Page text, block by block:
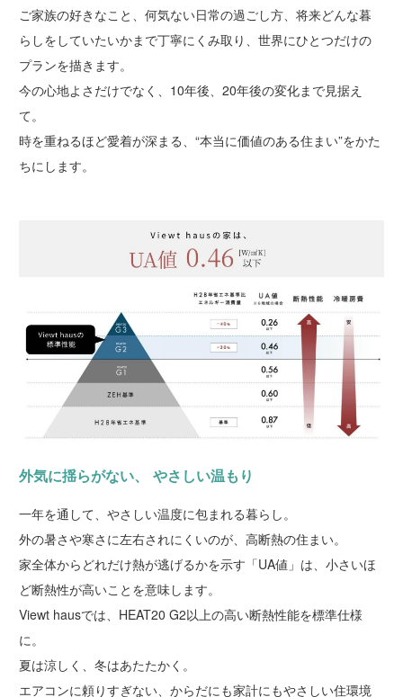
ご家族の好きなこと、何気ない日常の過ごし方、将来どんな暮
らしをしていたいかまで丁寧にくみ取り、世界にひとつだけの
プランを描きます。
今の心地よさだけでなく、10年後、20年後の変化まで見据え
て。
時を重ねるほど愛着が深まる、“本当に価値のある住まい”をかた
ちにします。
外気に揺らがない、 やさしい温もり
一年を通して、やさしい温度に包まれる暮らし。
外の暑さや寒さに左右されにくいのが、高断熱の住まい。
家全体からどれだけ熱が逃げるかを示す「UA値」は、小さいほ
ど断熱性が高いことを意味します。
Viewt hausでは、HEAT20 G2以上の高い断熱性能を標準仕様
に。
夏は涼しく、冬はあたたかく。
エアコンに頼りすぎない、からだにも家計にもやさしい住環境